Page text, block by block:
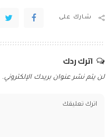
شارك على
اترك ردك
لن يتم نشر عنوان بريدك الإلكتروني.